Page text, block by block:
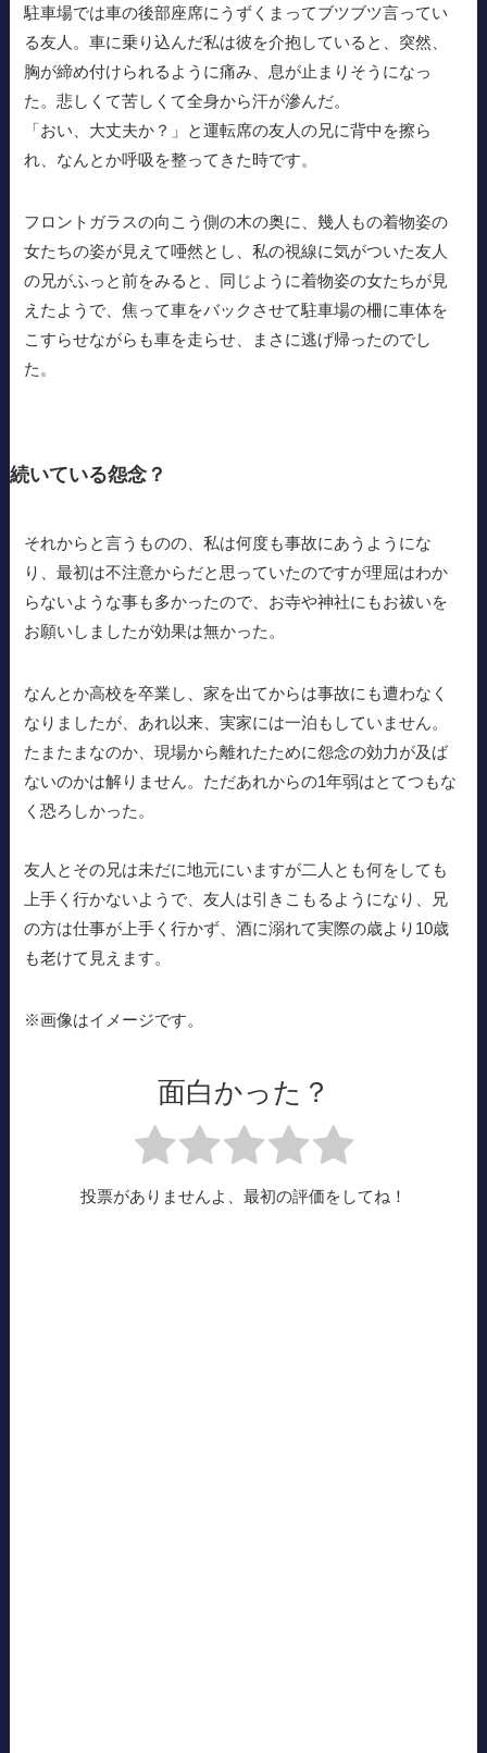
駐車場では車の後部座席にうずくまってブツブツ言ってい
る友人。車に乗り込んだ私は彼を介抱していると、突然、
胸が締め付けられるように痛み、息が止まりそうになっ
た。悲しくて苦しくて全身から汗が滲んだ。
「おい、大丈夫か？」と運転席の友人の兄に背中を擦ら
れ、なんとか呼吸を整ってきた時です。
フロントガラスの向こう側の木の奥に、幾人もの着物姿の
女たちの姿が見えて唖然とし、私の視線に気がついた友人
の兄がふっと前をみると、同じように着物姿の女たちが見
えたようで、焦って車をバックさせて駐車場の柵に車体を
こすらせながらも車を走らせ、まさに逃げ帰ったのでし
た。
続いている怨念？
それからと言うものの、私は何度も事故にあうようにな
り、最初は不注意からだと思っていたのですが理屈はわか
らないような事も多かったので、お寺や神社にもお祓いを
お願いしましたが効果は無かった。
なんとか高校を卒業し、家を出てからは事故にも遭わなく
なりましたが、あれ以来、実家には一泊もしていません。
たまたまなのか、現場から離れたために怨念の効力が及ば
ないのかは解りません。ただあれからの1年弱はとてつもな
く恐ろしかった。
友人とその兄は未だに地元にいますが二人とも何をしても
上手く行かないようで、友人は引きこもるようになり、兄
の方は仕事が上手く行かず、酒に溺れて実際の歳より10歳
も老けて見えます。
※画像はイメージです。
面白かった？
投票がありませんよ、最初の評価をしてね！